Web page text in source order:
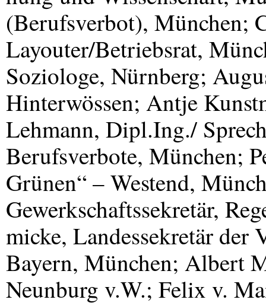
(Berufsverbot), München;
Layouter/Betriebsrat,
Soziologe, Nürnberg;
Hinterwössen; Antje
Lehmann, Dipl.Ing./
Berufsverbote, München;
Grünen“ – Westend,
Gewerkschaftssekretär,
micke, Landessekretär der
Bayern, München; Albert
Neunburg v.W.; Felix v.